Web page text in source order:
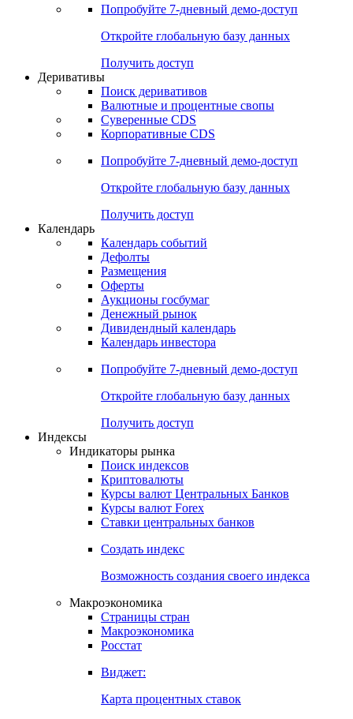
Попробуйте 7-дневный демо-доступ
Откройте глобальную базу данных
Получить доступ
Деривативы
Поиск деривативов
Валютные и процентные свопы
Суверенные CDS
Корпоративные CDS
Попробуйте 7-дневный демо-доступ
Откройте глобальную базу данных
Получить доступ
Календарь
Календарь событий
Дефолты
Размещения
Оферты
Аукционы госбумаг
Денежный рынок
Дивидендный календарь
Календарь инвестора
Попробуйте 7-дневный демо-доступ
Откройте глобальную базу данных
Получить доступ
Индексы
Индикаторы рынка
Поиск индексов
Криптовалюты
Курсы валют Центральных Банков
Курсы валют Forex
Ставки центральных банков
Создать индекс
Возможность создания своего индекса
Макроэкономика
Страницы стран
Макроэкономика
Росстат
Виджет:
Карта процентных ставок